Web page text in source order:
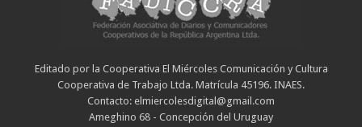
Editado por la Cooperativa El Miércoles Comunicación y Cultura
Cooperativa de Trabajo Ltda. Matrícula 45196. INAES.
Contacto: elmiercolesdigital@gmail.com
Ameghino 68 - Concepción del Uruguay